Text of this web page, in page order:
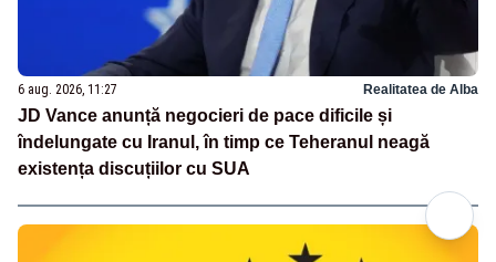
6 aug. 2026, 11:27 Realitatea de Alba
JD Vance anunță negocieri de pace dificile și
îndelungate cu Iranul, în timp ce Teheranul neagă
existența discuțiilor cu SUA